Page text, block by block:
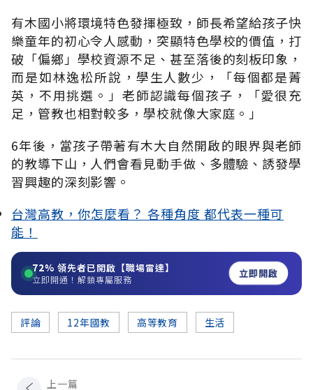
有木國小將環境特色發揮極致，師長希望給孩子快
樂童年的初心令人感動，突顯特色學校的價值，打
破「偏鄉」學校資源不足、甚至落後的刻板印象，
而是如林逸松所說，學生人數少，「每個都是菁
英，不用挑選。」老師認識每個孩子，「愛很充
足，管教也相對較多，學校就像大家庭。」
6年後，當孩子帶著有木大自然開啟的眼界與老師
的教導下山，人們會看見動手做、多體驗、誘發學
習興趣的深刻影響。
台灣高教，你怎麼看？ 各種角度 都代表一種可
能！
72% 領先者已開啟【職場雷達】
立即開通！解鎖專屬服務 立即開啟
評論 12年國教 高等教育 生活
上一篇